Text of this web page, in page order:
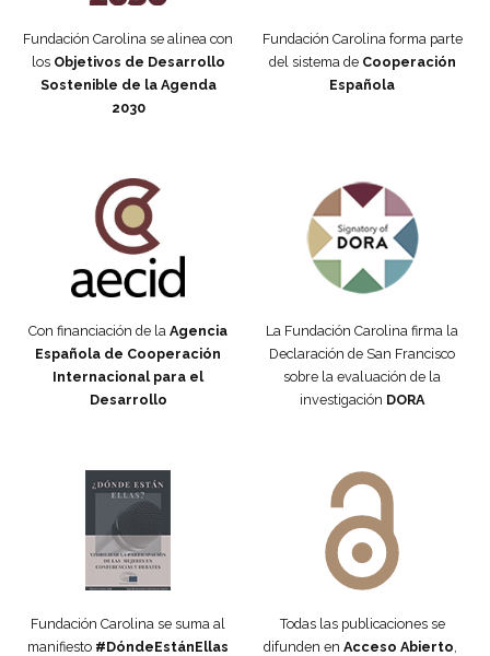
Fundación Carolina se alinea con
los Objetivos de Desarrollo
Sostenible de la Agenda
2030
Fundación Carolina forma parte
del sistema de Cooperación
Española
Con financiación de la Agencia
Española de Cooperación
Internacional para el
Desarrollo
La Fundación Carolina firma la
Declaración de San Francisco
sobre la evaluación de la
investigación DORA
Fundación Carolina se suma al
manifiesto #DóndeEstánEllas
Todas las publicaciones se
difunden en Acceso Abierto